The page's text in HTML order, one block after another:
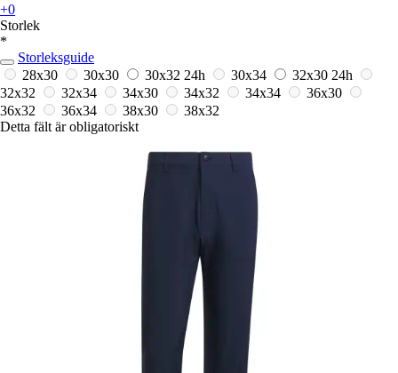
+0
Storlek
*
Storleksguide
28x30
30x30 30x32 24h 30x34 32x30 24h
32x32
32x34 34x30 34x32 34x34
36x30
36x32
36x34 38x30
38x32
Detta fält är obligatoriskt